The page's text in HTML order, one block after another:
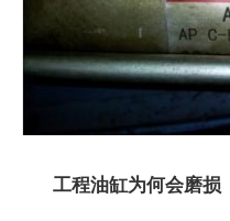
工程油缸为何会磨损